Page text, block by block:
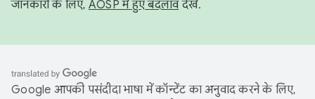
जानकारी के लिए, AOSP में हुए बदलावदेखें.
Google आपकी पसंदीदा भाषा में कॉन्टेंट का अनुवाद करने के लिए,